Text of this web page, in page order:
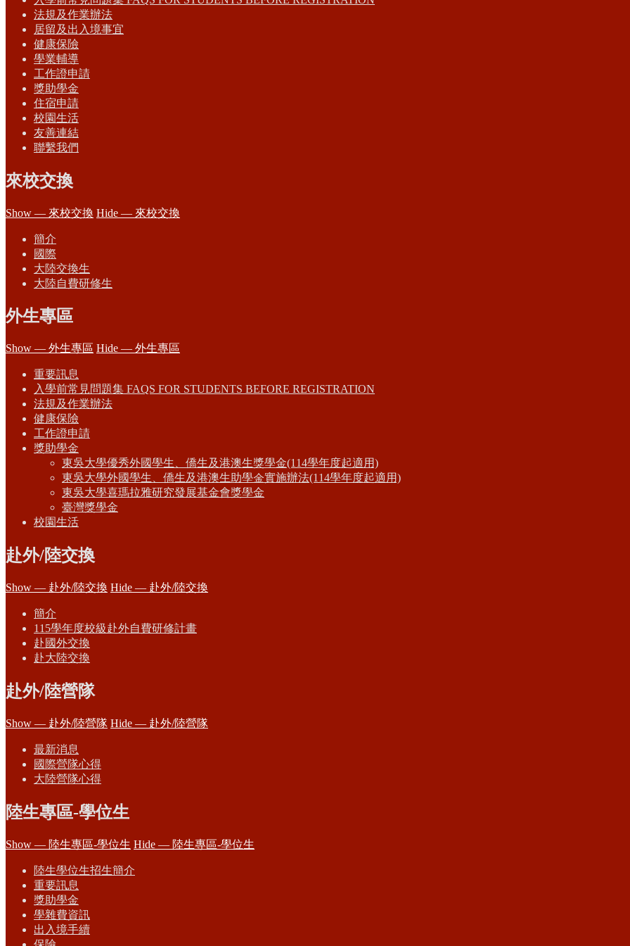
法規及作業辦法
居留及出入境事宜
健康保險
學業輔導
工作證申請
獎助學金
住宿申請
校園生活
友善連結
聯繫我們
來校交換
Show — 來校交換 Hide — 來校交換
簡介
國際
大陸交換生
大陸自費研修生
外生專區
Show — 外生專區 Hide — 外生專區
重要訊息
入學前常見問題集 FAQS FOR STUDENTS BEFORE REGISTRATION
法規及作業辦法
健康保險
工作證申請
獎助學金
東吳大學優秀外國學生、僑生及港澳生獎學金(114學年度起適用)
東吳大學外國學生、僑生及港澳生助學金實施辦法(114學年度起適用)
東吳大學喜瑪拉雅研究發展基金會獎學金
臺灣獎學金
校園生活
赴外/陸交換
Show — 赴外/陸交換 Hide — 赴外/陸交換
簡介
115學年度校級赴外自費研修計畫
赴國外交換
赴大陸交換
赴外/陸營隊
Show — 赴外/陸營隊 Hide — 赴外/陸營隊
最新消息
國際營隊心得
大陸營隊心得
陸生專區-學位生
Show — 陸生專區-學位生 Hide — 陸生專區-學位生
陸生學位生招生簡介
重要訊息
獎助學金
學雜費資訊
出入境手續